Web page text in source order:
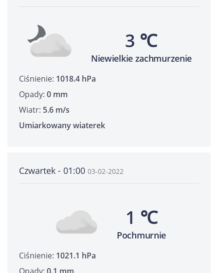
3 ℃
Niewielkie zachmurzenie
Ciśnienie: 1018.4 hPa
Opady: 0 mm
Wiatr: 5.6 m/s
Umiarkowany wiaterek
Czwartek - 01:00 03-02-2022
1 ℃
Pochmurnie
Ciśnienie: 1021.1 hPa